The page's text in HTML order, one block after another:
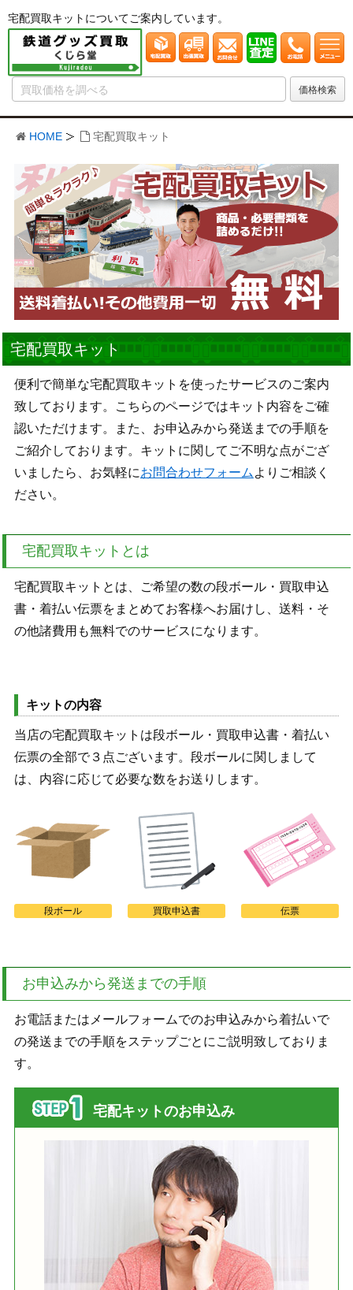
宅配買取キットについてご案内しています。
HOME 宅配買取キット
宅配買取キット
便利で簡単な宅配買取キットを使ったサービスのご案内
致しております。こちらのページではキット内容をご確
認いただけます。また、お申込みから発送までの手順を
ご紹介しております。キットに関してご不明な点がござ
いましたら、お気軽にお問合わせフォーム よりご相談く
ださい。
宅配買取キットとは
宅配買取キットとは、ご希望の数の段ボール・買取申込
書・着払い伝票をまとめてお客様へお届けし、送料・そ
の他諸費用も無料でのサービスになります。
キットの内容
当店の宅配買取キットは段ボール・買取申込書・着払い
伝票の全部で３点ございます。段ボールに関しまして
は、内容に応じて必要な数をお送りします。
段ボール 買取申込書 伝票
お申込みから発送までの手順
お電話またはメールフォームでのお申込みから着払いで
の発送までの手順をステップごとにご説明致しておりま
す。
宅配キットのお申込み